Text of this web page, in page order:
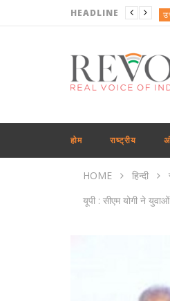
HEADLINE
होम राष्ट्रीय
HOME हिन्दी
यूपी : सीएम योगी ने